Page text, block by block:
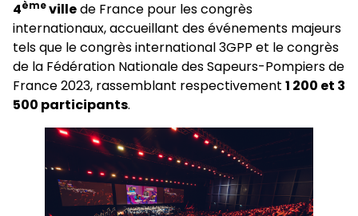
4èmevillede France pour les congrès
internationaux, accueillant des événements majeurs
tels que le congrès international 3GPP et le congrès
de la Fédération Nationale des Sapeurs-Pompiers de
France 2023, rassemblant respectivement 1 200 et 3
500 participants.